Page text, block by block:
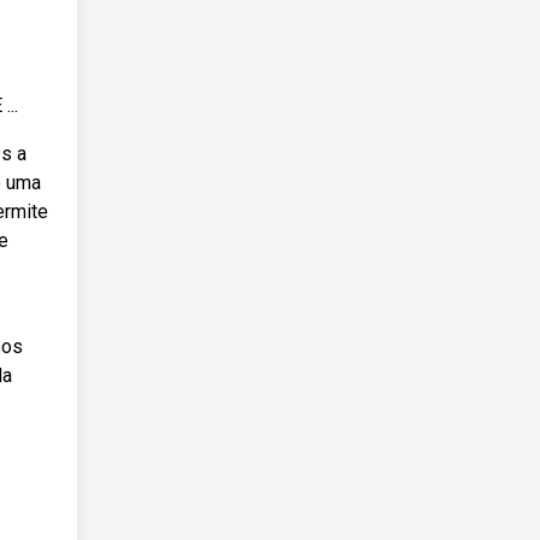
a
uma